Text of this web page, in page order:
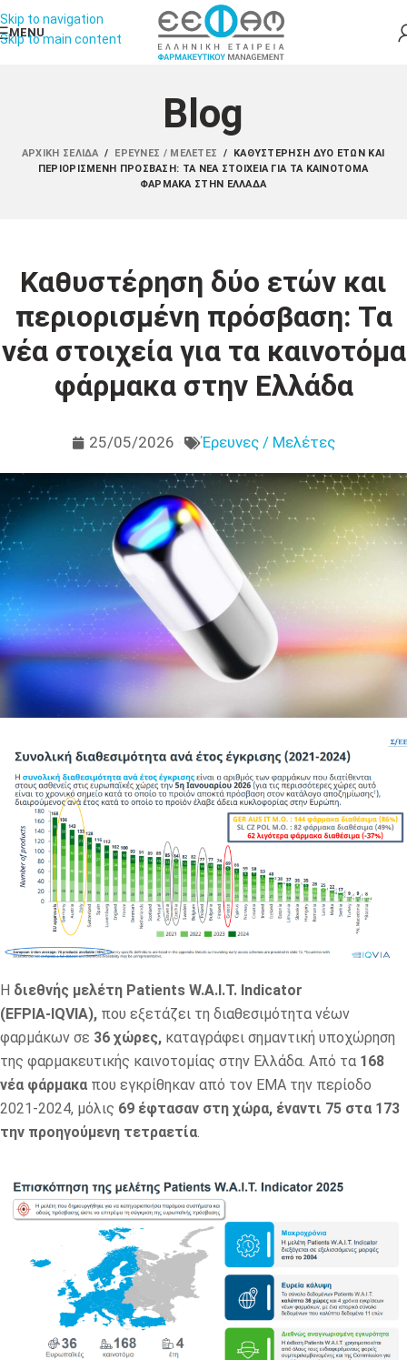
Skip to navigation
Skip to main content
MENU
Blog
ΑΡΧΙΚΉ ΣΕΛΊΔΑ / ΈΡΕΥΝΕΣ / ΜΕΛΈΤΕΣ /
ΚΑΘΥΣΤΈΡΗΣΗ ΔΎΟ ΕΤΏΝ ΚΑΙ
ΠΕΡΙΟΡΙΣΜΈΝΗ ΠΡΌΣΒΑΣΗ: ΤΑ ΝΈΑ ΣΤΟΙΧΕΊΑ ΓΙΑ ΤΑ ΚΑΙΝΟΤΌΜΑ
ΦΆΡΜΑΚΑ ΣΤΗΝ ΕΛΛΆΔΑ
Καθυστέρηση δύο ετών και
περιορισμένη πρόσβαση: Τα
νέα στοιχεία για τα καινοτόμα
φάρμακα στην Ελλάδα
25/05/2026 Έρευνες / Μελέτες
Η διεθνής μελέτη Patients W.A.I.T. Indicator
(EFPIA‑IQVIA), που εξετάζει τη διαθεσιμότητα νέων
φαρμάκων σε 36 χώρες, καταγράφει σημαντική υποχώρηση
της φαρμακευτικής καινοτομίας στην Ελλάδα. Από τα 168
νέα φάρμακα που εγκρίθηκαν από τον ΕΜΑ την περίοδο
2021‑2024, μόλις 69 έφτασαν στη χώρα, έναντι 75 στα 173
την προηγούμενη τετραετία.